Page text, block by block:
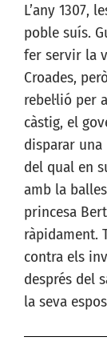
L’any 1307,
poble suís.
fer servir la
Croades,
rebel·lió per
càstig, el
disparar una
del qual en
amb la
princesa
ràpidament.
contra els
després del
la seva